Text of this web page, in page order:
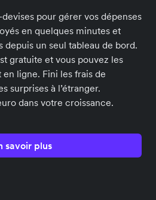
pour gérer vos dépenses
en quelques minutes et
depuis un seul tableau de bord.
gratuite et vous pouvez les
ligne. Fini les frais de
surprises à l’étranger.
dans votre croissance.
savoir plus